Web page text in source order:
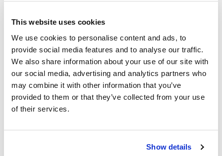
This website uses cookies
We use cookies to personalise content and ads, to
provide social media features and to analyse our traffic.
We also share information about your use of our site with
our social media, advertising and analytics partners who
may combine it with other information that you’ve
provided to them or that they’ve collected from your use
of their services.
Show details